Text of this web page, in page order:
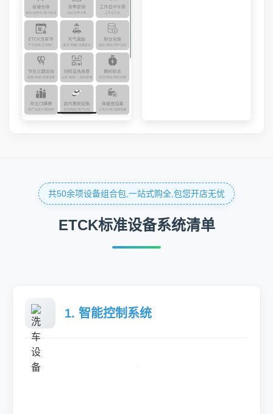
共50余项设备组合包,一站式购全,包您开店无忧
ETCK标准设备系统清单
1. 智能控制系统